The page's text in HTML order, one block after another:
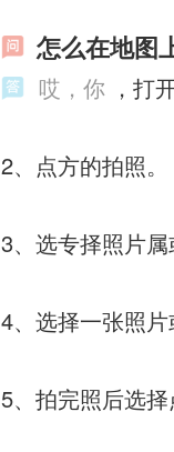
怎么在地图
哎，你 ，打
2、点方的拍照。
3、选专择照片属
4、选择一张照片
5、拍完照后选择